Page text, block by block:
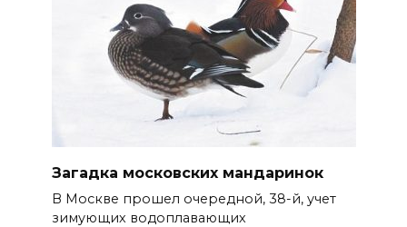
Загадка московских мандаринок
В Москве прошел очередной, 38-й, учет
зимующих водоплавающих